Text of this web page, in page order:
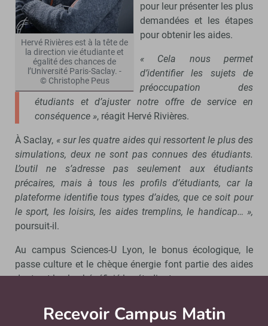
Hervé Rivières est à la tête de
la direction vie étudiante et
égalité des chances de
l’Université Paris-Saclay. -
© Christophe Peus
pour leur présenter les plus
demandées et les étapes
pour obtenir les aides.
« Cela nous permet
d’identifier les sujets de
préoccupation des
étudiants et d’ajuster notre offre de service en
conséquence », réagit Hervé Rivières.
À Saclay, « sur les quatre aides qui ressortent le plus des
simulations, deux ne sont pas connues des étudiants.
L’outil ne s’adresse pas seulement aux étudiants
précaires, mais à tous les profils d’étudiants, car la
plateforme identifie tous types d’aides, que ce soit pour
le sport, les loisirs, les aides tremplins, le handicap… »,
poursuit-il.
Au campus Sciences-U Lyon, le bonus écologique, le
passe culture et le chèque énergie font partie des aides
dont ont le plus bénéficié les étudiants.
réussiRecevoir Campus Matin